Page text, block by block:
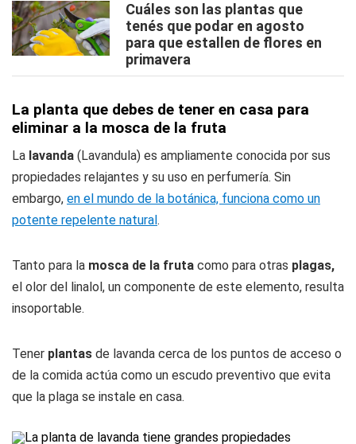
Cuáles son las plantas que
tenés que podar en agosto
para que estallen de flores en
primavera
La planta que debes de tener en casa para
eliminar a la mosca de la fruta
La lavanda (Lavandula) es ampliamente conocida por sus
propiedades relajantes y su uso en perfumería. Sin
embargo, en el mundo de la botánica, funciona como un
potente repelente natural.
Tanto para la mosca de la fruta como para otras plagas,
el olor del linalol, un componente de este elemento, resulta
insoportable.
Tener plantas de lavanda cerca de los puntos de acceso o
de la comida actúa como un escudo preventivo que evita
que la plaga se instale en casa.